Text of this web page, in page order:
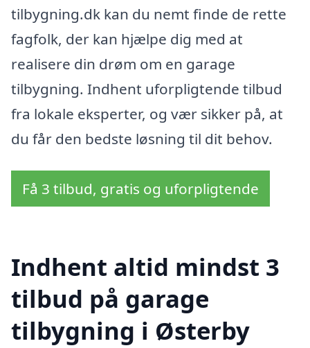
tilbygning.dk kan du nemt finde de rette
fagfolk, der kan hjælpe dig med at
realisere din drøm om en garage
tilbygning. Indhent uforpligtende tilbud
fra lokale eksperter, og vær sikker på, at
du får den bedste løsning til dit behov.
Få 3 tilbud, gratis og uforpligtende
Indhent altid mindst 3
tilbud på garage
tilbygning i Østerby